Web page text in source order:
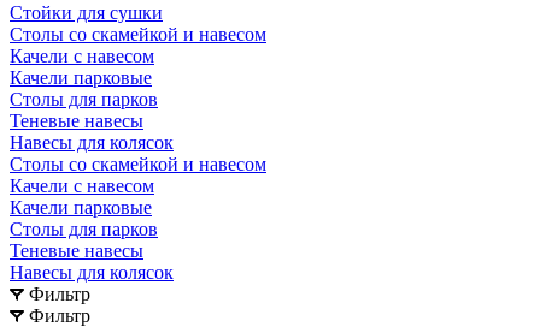
Стойки для сушки
Столы со скамейкой и навесом
Качели с навесом
Качели парковые
Столы для парков
Теневые навесы
Навесы для колясок
Столы со скамейкой и навесом
Качели с навесом
Качели парковые
Столы для парков
Теневые навесы
Навесы для колясок
Фильтр
Фильтр